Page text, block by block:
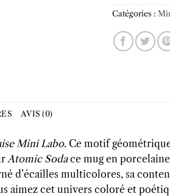
Catégories :
AVIS (0)
Mini Labo. Ce motif
Atomic Sodace mug en
d’écailles multicolores, sa
aimez cet univers coloré et